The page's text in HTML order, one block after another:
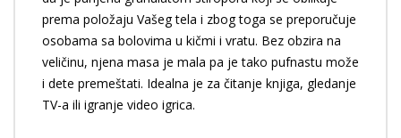
prema položaju Vašeg tela i zbog toga se preporučuje
osobama sa bolovima u kičmi i vratu. Bez obzira na
veličinu, njena masa je mala pa je tako pufnastu može
i dete premeštati. Idealna je za čitanje knjiga, gledanje
TV-a ili igranje video igrica.